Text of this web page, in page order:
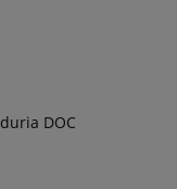
DOC